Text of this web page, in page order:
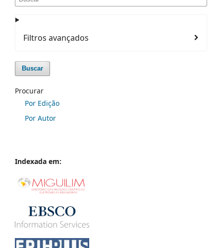
Filtros avançados
Buscar
Procurar
Por Edição
Por Autor
Indexada em: